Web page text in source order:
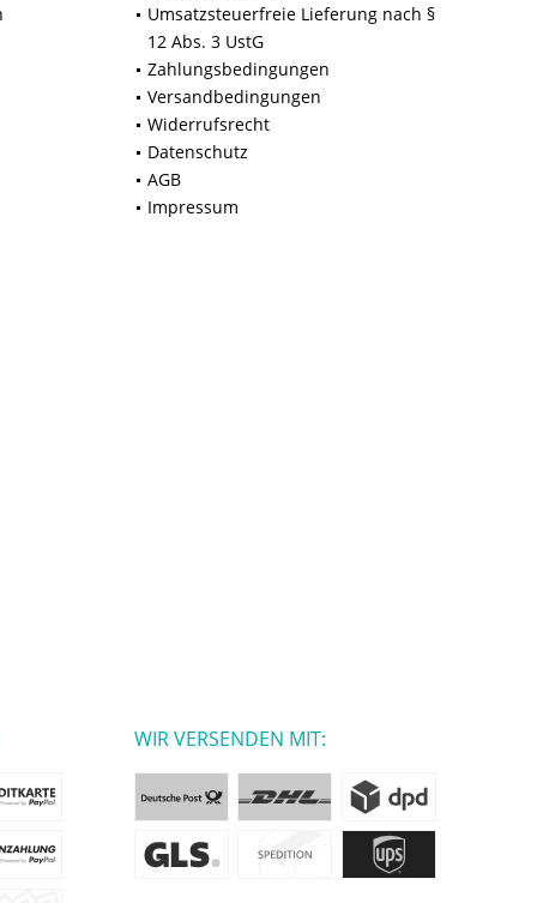
Umsatzsteuerfreie Lieferung nach §
12 Abs. 3 UstG
Zahlungsbedingungen
Versandbedingungen
Widerrufsrecht
Datenschutz
AGB
Impressum
WIR VERSENDEN MIT: